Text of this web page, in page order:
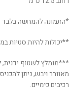
*התמונה להמחשה בלבד
**יכולות להיות סטיות
***מומלץ לשטוף ידנית,
מאוורר ויבש, ניתן
רכיבים כימיים.